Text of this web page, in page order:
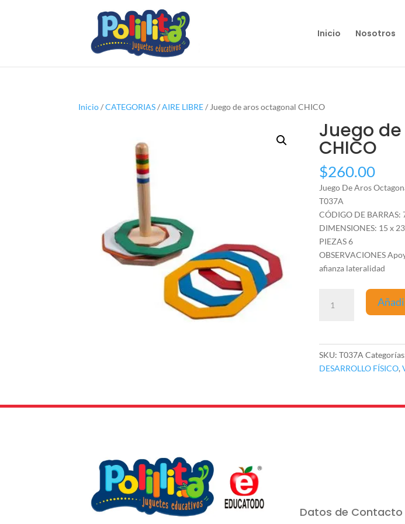
Inicio Nosotros
Inicio/CATEGORIAS/AIRE LIBRE/ Juego de aros octagonal CHICO
Juego
CHICO
$260.00
Juego De Aros
T037A
CÓDIGO DE
DIMENSIONES: 15 x
PIEZAS 6
OBSERVACIONES
afianza lateralidad
SKU:T037A
DESARROLLO FÍSICO,
Datos de Contacto